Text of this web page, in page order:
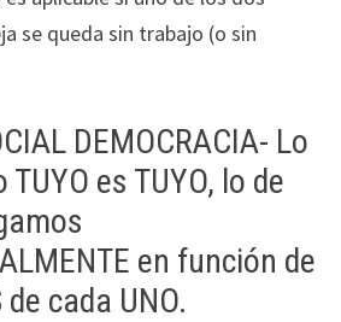
se queda sin trabajo (o sin
DEMOCRACIA- Lo
es TUYO, lo de
en función de
de cada UNO.